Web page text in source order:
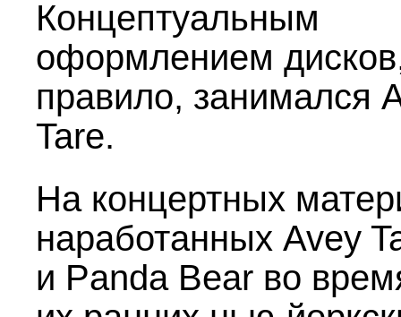
Концептуальным
оформлением
правило, занимался
Tare.
На концертных
наработанных Avey
и Panda Bear во